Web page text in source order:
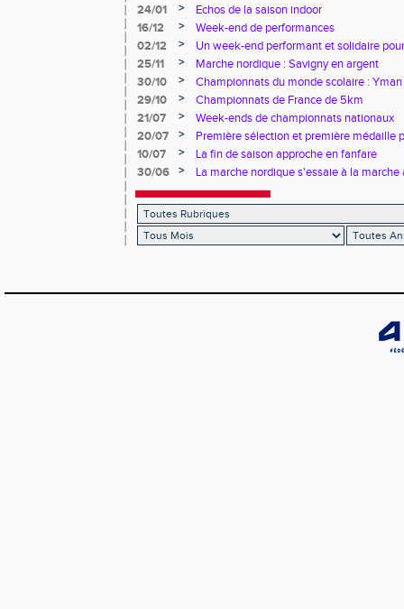
24/01
>
Echos de la saison indoor
16/12
>
Week-end de performances
02/12
>
Un week-end performant et solidaire
25/11
>
Marche nordique : Savigny en argent
30/10
>
Championnats du monde scolaire :
bronze
29/10 >
Championnats de France de 5km
21/07
>
Week-ends de championnats nationaux
20/07
>
Première sélection et première médaille
10/07
>
La fin de saison approche en fanfare
30/06
> La marche nordique s'essaie à la